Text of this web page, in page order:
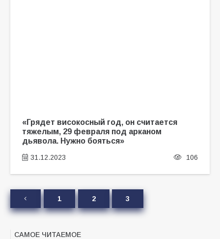
«Грядет високосный год, он считается
тяжелым, 29 февраля под арканом
дьявола. Нужно бояться»
31.12.2023 106
1 2 3
САМОЕ ЧИТАЕМОЕ